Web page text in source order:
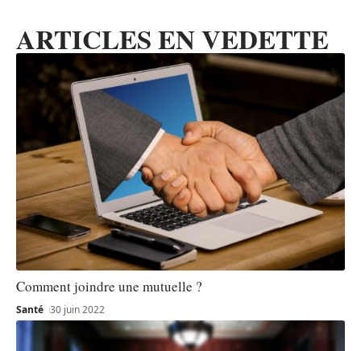
ARTICLES EN VEDETTE
Comment joindre une mutuelle ?
Santé 30 juin 2022